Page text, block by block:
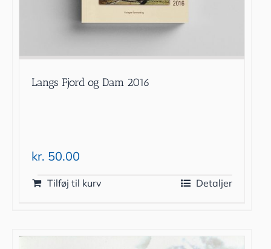
Langs Fjord og Dam 2016
kr. 50.00
Tilføj til kurv Detaljer